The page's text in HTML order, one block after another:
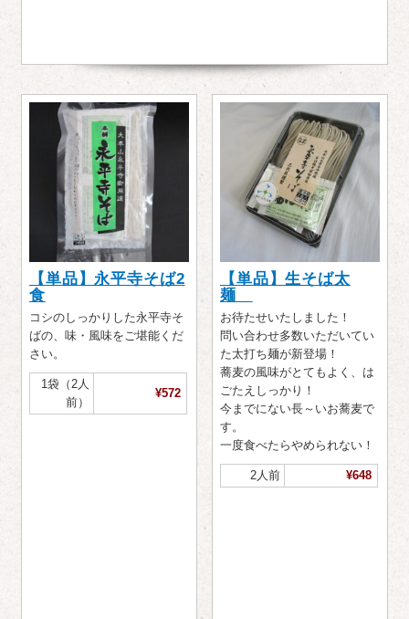
【単品】永平寺そば2
食
コシのしっかりした永平寺そ
ばの、味・風味をご堪能くだ
さい。
1袋（2人
前）
¥572
【単品】生そば太
麺
お待たせいたしました！
問い合わせ多数いただいてい
た太打ち麺が新登場！
蕎麦の風味がとてもよく、は
ごたえしっかり！
今までにない長～いお蕎麦で
す。
一度食べたらやめられない！
2人前 ¥648